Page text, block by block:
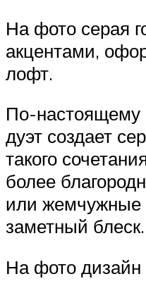
На фото серая
акцентами,
лофт.
По-настоящему
дуэт создает
такого
более
или
заметный блеск.
На фото дизайн